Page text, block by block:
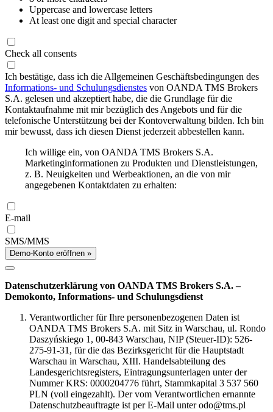
Uppercase and lowercase letters
At least one digit and special character
Check all consents
Ich bestätige, dass ich die Allgemeinen Geschäftsbedingungen des
Informations- und Schulungsdienstes von OANDA TMS Brokers
S.A. gelesen und akzeptiert habe, die die Grundlage für die
Kontaktaufnahme mit mir bezüglich des Angebots und für die
telefonische Unterstützung bei der Kontoverwaltung bilden. Ich bin
mir bewusst, dass ich diesen Dienst jederzeit abbestellen kann.
Ich willige ein, von OANDA TMS Brokers S.A.
Marketinginformationen zu Produkten und Dienstleistungen,
z. B. Neuigkeiten und Werbeaktionen, an die von mir
angegebenen Kontaktdaten zu erhalten:
E-mail
SMS/MMS
Demo-Konto eröffnen »
Datenschutzerklärung von OANDA TMS Brokers S.A. –
Demokonto, Informations- und Schulungsdienst
Verantwortlicher für Ihre personenbezogenen Daten ist
OANDA TMS Brokers S.A. mit Sitz in Warschau, ul. Rondo
Daszyńskiego 1, 00-843 Warschau, NIP (Steuer-ID): 526-
275-91-31, für die das Bezirksgericht für die Hauptstadt
Warschau in Warschau, XIII. Handelsabteilung des
Landesgerichtsregisters, Eintragungsunterlagen unter der
Nummer KRS: 0000204776 führt, Stammkapital 3 537 560
PLN (voll eingezahlt). Der vom Verantwortlichen ernannte
Datenschutzbeauftragte ist per E-Mail unter odo@tms.pl